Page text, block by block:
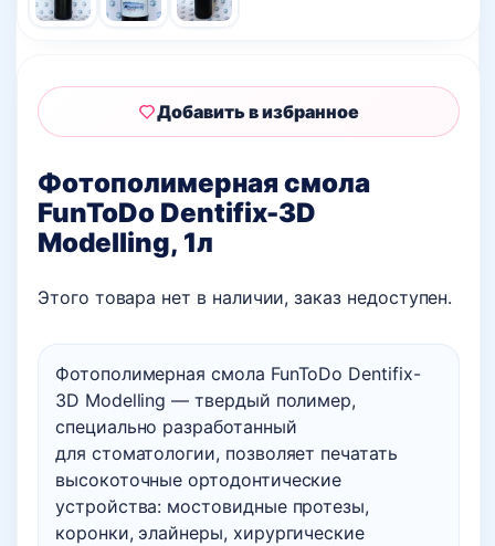
Фотополимерная смола
FunToDo Dentifix-3D
Modelling, 1л
Фотополимерная смола FunToDo Dentifix-
3D Modelling — твердый полимер,
специально разработанный
для стоматологии, позволяет печатать
высокоточные ортодонтические
устройства: мостовидные протезы,
коронки, элайнеры, хирургические
Этого товара нет в наличии, заказ недоступен.
Добавить в избранное